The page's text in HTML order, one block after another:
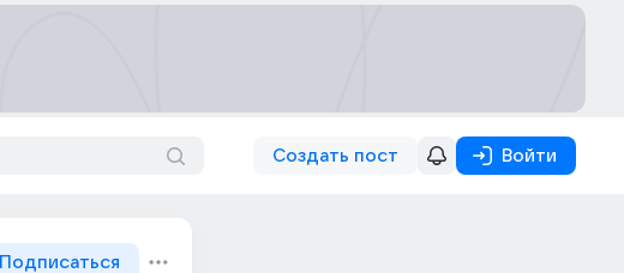
Создать пост Войти
Подписаться